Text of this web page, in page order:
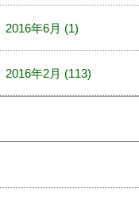
2016年6月 (1)
2016年2月 (113)